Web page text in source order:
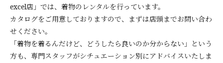
excel店」では、着物のレンタルを行っています。
カタログをご用意しておりますので、まずは店頭までお問い合わ
せください。
「着物を着るんだけど、どうしたら良いのか分からない」という
方も、専門スタッフがシチュエーション別にアドバイスいたしま